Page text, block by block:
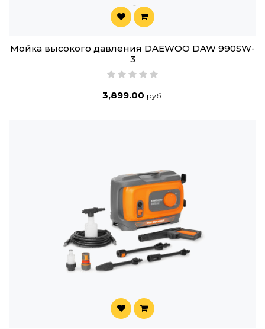
Мойка высокого давления DAEWOO DAW 990SW-
3
3,899.00 руб.